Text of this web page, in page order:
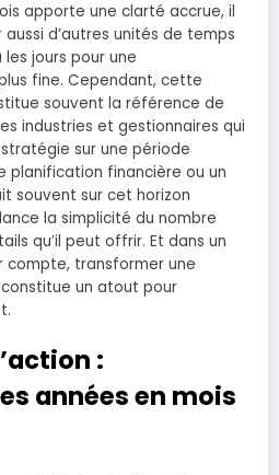
apporte une clarté accrue, il
d’autres unités de temps
jours pour une
fine. Cependant, cette
souvent la référence de
industries et gestionnaires qui
sur une période
planification financière ou un
souvent sur cet horizon
la simplicité du nombre
qu’il peut offrir. Et dans un
compte, transformer une
un atout pour
:
années en mois